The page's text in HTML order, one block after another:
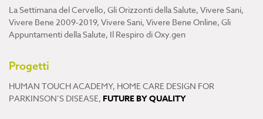
La Settimana del Cervello, Gli Orizzonti della Salute, Vivere Sani,
Vivere Bene 2009-2019, Vivere Sani, Vivere Bene Online, Gli
Appuntamenti della Salute, Il Respiro di Oxy.gen
Progetti
HUMAN TOUCH ACADEMY, HOME CARE DESIGN FOR
PARKINSON’S DISEASE, FUTURE BY QUALITY